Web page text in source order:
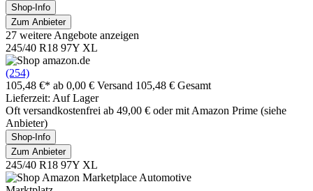
Shop-Info
Zum Anbieter
27 weitere Angebote anzeigen
245/40 R18 97Y XL
(254)
105,48 €* ab 0,00 € Versand 105,48 € Gesamt
Lieferzeit: Auf Lager
Oft versandkostenfrei ab 49,00 € oder mit Amazon Prime (siehe
Anbieter)
Shop-Info
Zum Anbieter
245/40 R18 97Y XL